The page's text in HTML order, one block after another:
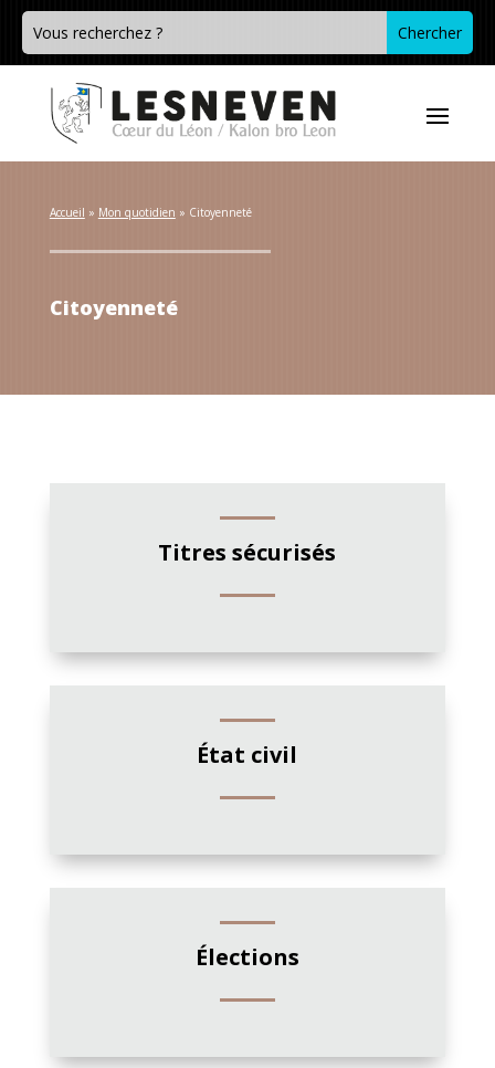
Accueil » Mon quotidien » Citoyenneté
Citoyenneté
Titres sécurisés
État civil
Élections